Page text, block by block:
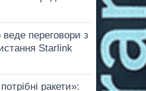
переговори з
Starlink
ракети»: